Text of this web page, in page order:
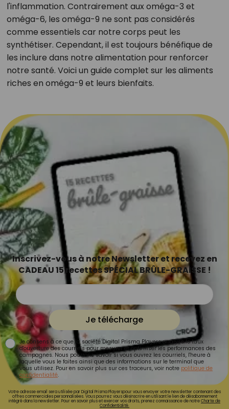
l'inflammation. Contrairement aux oméga-3 et
oméga-6, les oméga-9 ne sont pas considérés
comme essentiels car notre corps peut les
synthétiser. Cependant, il est toujours bénéfique de
les inclure dans notre alimentation pour renforcer
notre santé. Voici un guide complet sur les aliments
riches en oméga-9 et leurs bienfaits.
Inscrivez-vous à notre Newsletter et recevez en
CADEAU 15 recettes SPÉCIAL BRÛLE-GRAISSE !
Je télécharge
Je consens à ce que la société Digital Prisma Players analyse le taux
d'ouverture des courriels pour mesurer et optimiser les performances des
campagnes. Nous pourrons savoir si vous ouvrez les courriels, l'heure à
laquelle vous le faites ainsi que des informations sur le terminal que
vous utilisez. Pour en savoir plus sur ces traceurs, voir notre politique de
confidentialité.
Votre adresse email sera utilisée par Digital Prisma Playerspour vous envoyer votre newsletter contenant des
offres commerciales personnalisées. Vous pourrez vous désinscrire en utilisant le lien de désabonnement
intégré dans la newsletter. Pour en savoir plus et exercer vos droits, prenez connaissance de notreCharte de
Confidentialité.